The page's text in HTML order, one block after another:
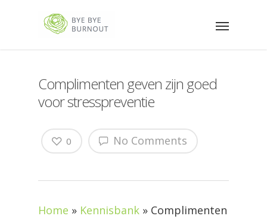
Complimenten geven zijn goed
voor stresspreventie
No Comments
0
Home » Kennisbank » Complimenten